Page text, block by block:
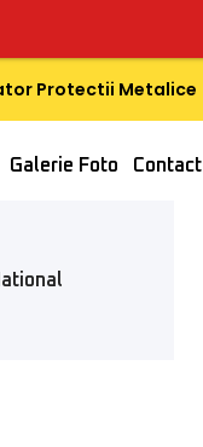
Protectii Metalice
Galerie Foto Contact